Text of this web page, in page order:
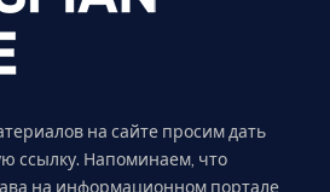
на сайте просим дать
ссылку. Напоминаем, что
на информационном портале